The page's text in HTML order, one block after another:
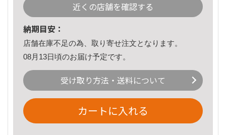
近くの店舗を確認する
納期目安：
店舗在庫不足の為、取り寄せ注文となります。
08月13日頃のお届け予定です。
受け取り方法・送料について
カートに入れる